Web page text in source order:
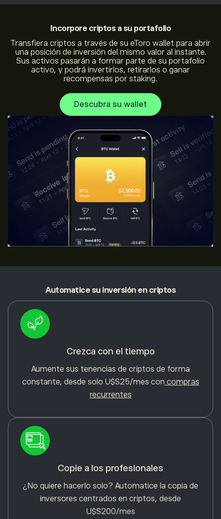
Incorpore criptos a su portafolio
Transfiera criptos a través de su eToro wallet para abrir
una posición de inversión del mismo valor al instante.
Sus activos pasarán a formar parte de su portafolio
activo, y podrá invertirlos, retirarlos o ganar
recompensas por staking.
Descubra su wallet
Automatice su inversión en criptos
Crezca con el tiempo
Aumente sus tenencias de criptos de forma
constante, desde solo U$S25/mes con compras
recurrentes
Copie a los profesionales
¿No quiere hacerlo solo? Automatice la copia de
inversores centrados en criptos, desde
U$S200/mes